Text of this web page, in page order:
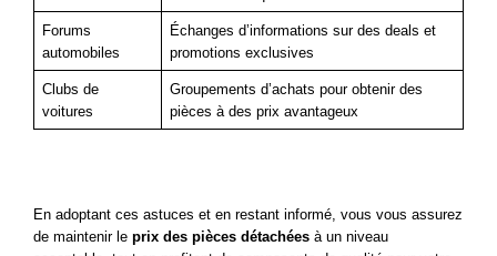
Forums
automobiles
Échanges d’informations sur des deals et
promotions exclusives
Clubs de
voitures
Groupements d’achats pour obtenir des
pièces à des prix avantageux
En adoptant ces astuces et en restant informé, vous vous assurez
de maintenir le prix des pièces détachées à un niveau